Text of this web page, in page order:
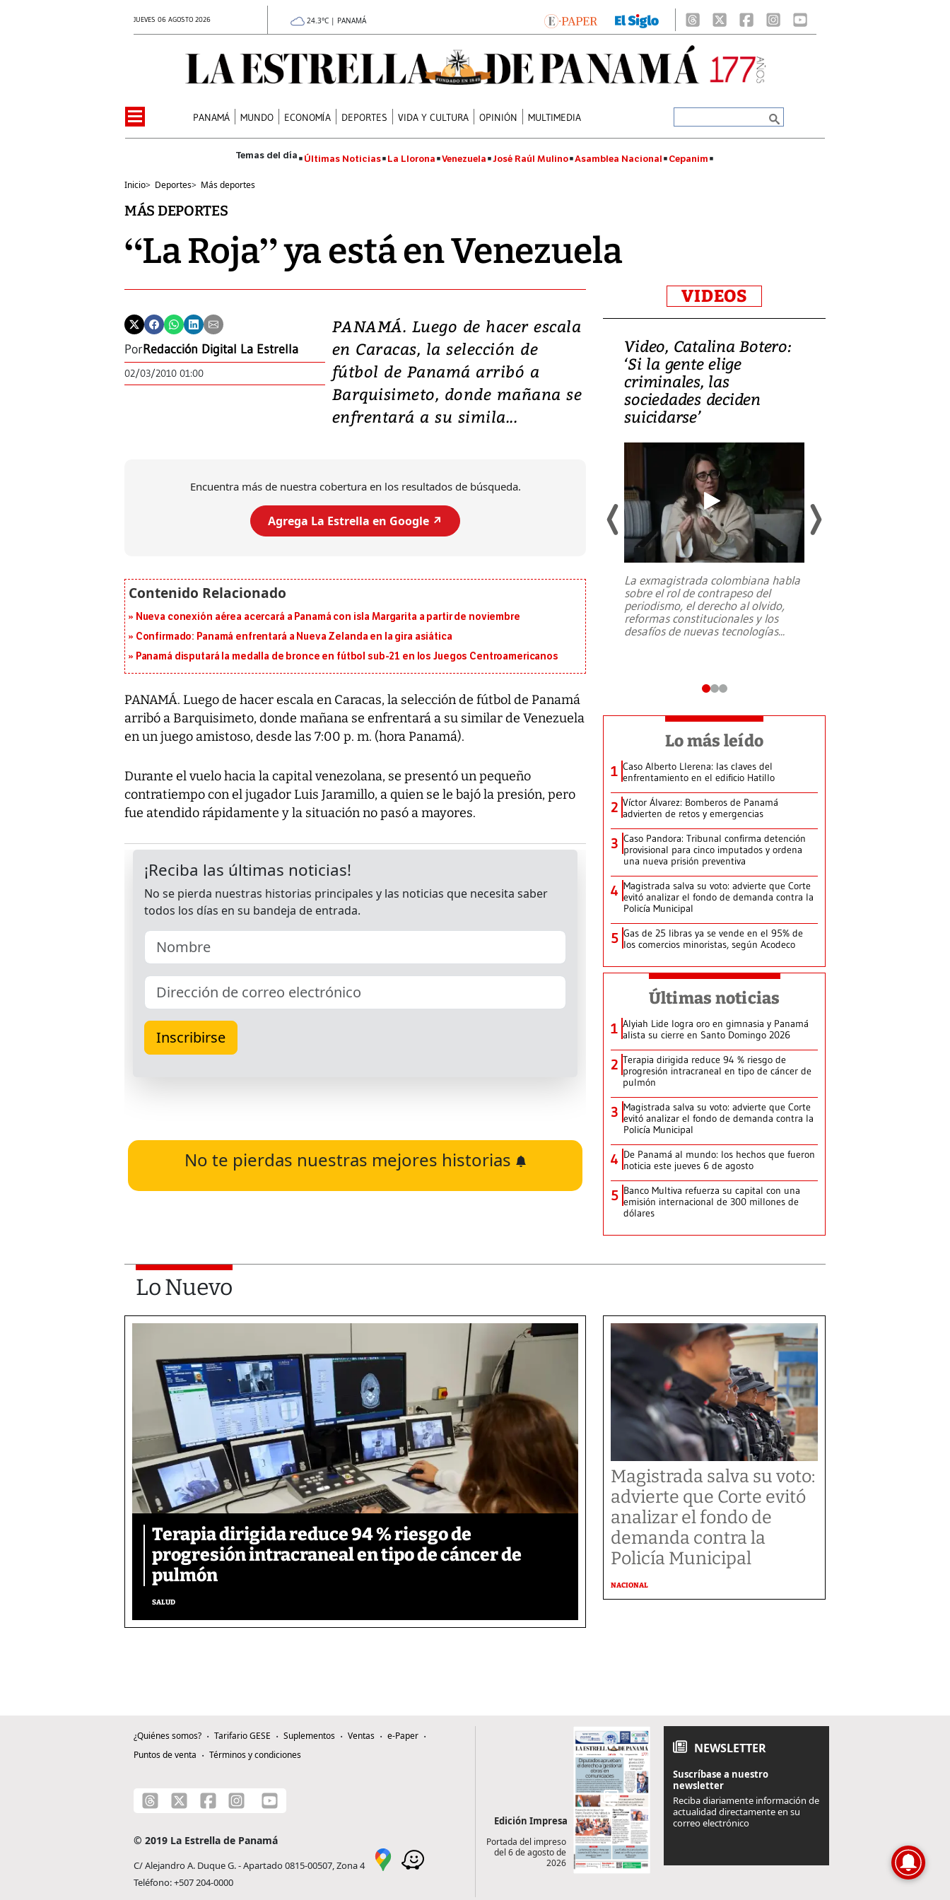
JUEVES 06 AGOSTO 2026 24.3°C | PANAMÁ
PANAMÁ MUNDO ECONOMÍA DEPORTES VIDA Y CULTURA OPINIÓN MULTIMEDIA
Últimas Noticias La Llorona Venezuela José Raúl Mulino Asamblea Nacional Cepanim
Inicio> Deportes> Más deportes
MÁS DEPORTES
“La Roja” ya está en Venezuela
PorRedacción Digital La Estrella
02/03/2010 01:00
PANAMÁ. Luego de hacer escala
en Caracas, la selección de
fútbol de Panamá arribó a
Barquisimeto, donde mañana se
enfrentará a su simila...
Encuentra más de nuestra cobertura en los resultados de búsqueda.
Agrega La Estrella en Google ↗️
Nueva conexión aérea acercará a Panamá con isla Margarita a partir de noviembre
Confirmado: Panamá enfrentará a Nueva Zelanda en la gira asiática
Panamá disputará la medalla de bronce en fútbol sub-21 en los Juegos Centroamericanos
PANAMÁ. Luego de hacer escala en Caracas, la selección de fútbol de Panamá
arribó a Barquisimeto, donde mañana se enfrentará a su similar de Venezuela
en un juego amistoso, desde las 7:00 p. m. (hora Panamá).
Durante el vuelo hacia la capital venezolana, se presentó un pequeño
contratiempo con el jugador Luis Jaramillo, a quien se le bajó la presión, pero
fue atendido rápidamente y la situación no pasó a mayores.
No te pierdas nuestras mejores historias
VIDEOS
Video, Japón: Terremoto
deja heridos y graves
daños en Kumamoto
al sur de Japón, provocando una
Video, Catalina Botero:
‘Si la gente elige
criminales, las
sociedades deciden
suicidarse’
La exmagistrada colombiana habla
sobre el rol de contrapeso del
periodismo, el derecho al olvido,
reformas constitucionales y los
desafíos de nuevas tecnologías...
Lo más leído
1 Caso Alberto Llerena: las claves del
enfrentamiento en el edificio Hatillo
2 Víctor Álvarez: Bomberos de Panamá
advierten de retos y emergencias
3 Caso Pandora: Tribunal confirma detención
provisional para cinco imputados y ordena
una nueva prisión preventiva
4 Magistrada salva su voto: advierte que Corte
evitó analizar el fondo de demanda contra la
Policía Municipal
5 Gas de 25 libras ya se vende en el 95% de
los comercios minoristas, según Acodeco
Últimas noticias
1 Alyiah Lide logra oro en gimnasia y Panamá
alista su cierre en Santo Domingo 2026
2 Terapia dirigida reduce 94 % riesgo de
progresión intracraneal en tipo de cáncer de
pulmón
3 Magistrada salva su voto: advierte que Corte
evitó analizar el fondo de demanda contra la
Policía Municipal
4 De Panamá al mundo: los hechos que fueron
noticia este jueves 6 de agosto
5 Banco Multiva refuerza su capital con una
emisión internacional de 300 millones de
dólares
Lo Nuevo
Terapia dirigida reduce 94 % riesgo de
progresión intracraneal en tipo de cáncer de
pulmón
SALUD
Magistrada salva su voto:
advierte que Corte evitó
analizar el fondo de
demanda contra la
Policía Municipal
NACIONAL
¿Quiénes somos? Tarifario GESE Suplementos Ventas
e-Paper
Puntos de venta
Términos y condiciones
© 2019 La Estrella de Panamá
C/ Alejandro A. Duque G. - Apartado 0815-00507, Zona 4
Teléfono: +507 204-0000
Edición Impresa
Portada del impreso
del 6 de agosto de
2026
NEWSLETTER
Suscríbase a nuestro
newsletter
Reciba diariamente información de
actualidad directamente en su
correo electrónico